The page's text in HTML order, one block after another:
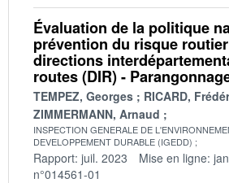
Évaluation de la politique
prévention du risque
directions
routes (DIR) -
TEMPEZ, Georges
RICARD,
ZIMMERMANN, Arnaud
INSPECTION GENERALE DE
DEVELOPPEMENT DURABLE (IGEDD)
Rapport: juil. 2023 Mise en ligne:
n°014561-01